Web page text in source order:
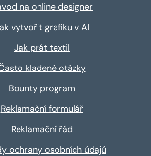
na online designer
vytvořit grafiku v AI
Jak prát textil
kladené otázky
Bounty program
Reklamační formulář
Reklamační řád
ochrany osobních údajů